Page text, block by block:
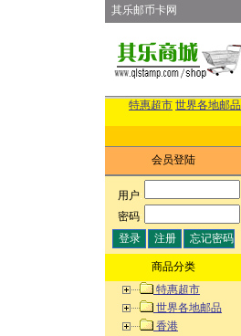
其乐邮币卡网
特惠超市 世界各地邮品
会员登陆
用户:
密码:
商品分类
特惠超市
世界各地邮品
香港